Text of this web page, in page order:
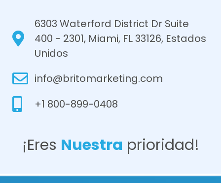
6303 Waterford District Dr Suite
400 - 2301, Miami, FL 33126, Estados
Unidos
info@britomarketing.com
+1 800-899-0408
¡Eres Nuestra prioridad!